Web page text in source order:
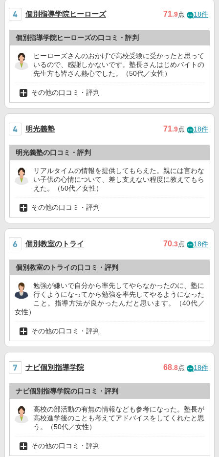
個別指導学院ヒーローズ 71.9点 18件
個別指導学院ヒーローズの口コミ・評判
ヒーローズさんのおかげで高校受験に受かったと思って
いるので、感謝しかないです。塾長さんはじめバイトの
先生方も皆さん熱心でした。（50代／女性）
その他の口コミ・評判
明光義塾 71.9点 18件
明光義塾の口コミ・評判
リアルタイムの情報を提供してもらえた。親には言わな
い子供の心情について、差し支えない程度に教えてもら
えた。（50代／女性）
その他の口コミ・評判
個別教室のトライ 70.3点 18件
個別教室のトライの口コミ・評判
勉強が嫌いで自分から率先してやらなかったのに、塾に
行くようになってから勉強を率先してやるようになった
こと。指導方法が良かったんだと思います。（40代／
女性）
その他の口コミ・評判
ナビ個別指導学院 68.8点 18件
ナビ個別指導学院の口コミ・評判
高校の部活動の有無の情報なども参考になった。塾長が
高校進学後のことも考えてアドバイスをしてくれたと思
う。（50代／女性）
その他の口コミ・評判